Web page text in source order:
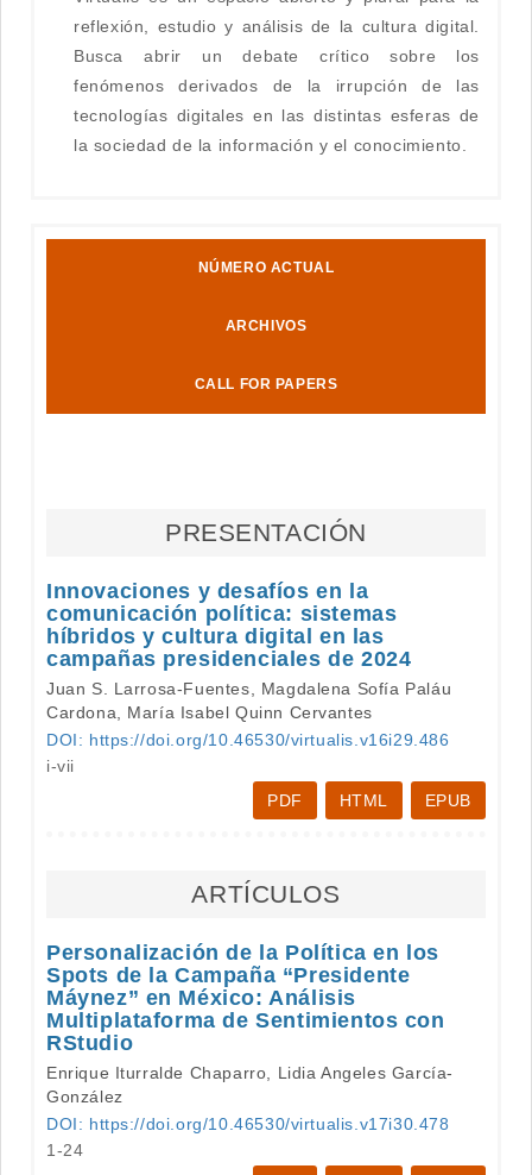
reflexión, estudio y análisis de la cultura digital.
Busca abrir un debate crítico sobre los
fenómenos derivados de la irrupción de las
tecnologías digitales en las distintas esferas de
la sociedad de la información y el conocimiento.
NÚMERO ACTUAL
ARCHIVOS
CALL FOR PAPERS
PRESENTACIÓN
Innovaciones y desafíos en la
comunicación política: sistemas
híbridos y cultura digital en las
campañas presidenciales de 2024
Juan S. Larrosa-Fuentes, Magdalena Sofía Paláu
Cardona, María Isabel Quinn Cervantes
DOI: https://doi.org/10.46530/virtualis.v16i29.486
i-vii
PDF
HTML EPUB
ARTÍCULOS
Personalización de la Política en los
Spots de la Campaña “Presidente
Máynez” en México: Análisis
Multiplataforma de Sentimientos con
RStudio
Enrique Iturralde Chaparro, Lidia Angeles García-
González
DOI: https://doi.org/10.46530/virtualis.v17i30.478
1-24